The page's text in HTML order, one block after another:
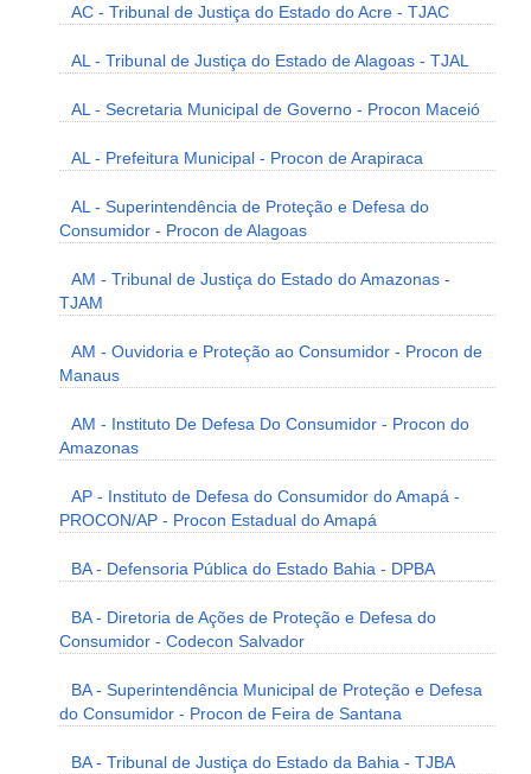
AC - Tribunal de Justiça do Estado do Acre - TJAC
AL - Tribunal de Justiça do Estado de Alagoas - TJAL
AL - Secretaria Municipal de Governo - Procon Maceió
AL - Prefeitura Municipal - Procon de Arapiraca
AL - Superintendência de Proteção e Defesa do
Consumidor - Procon de Alagoas
AM - Tribunal de Justiça do Estado do Amazonas -
TJAM
AM - Ouvidoria e Proteção ao Consumidor - Procon de
Manaus
AM - Instituto De Defesa Do Consumidor - Procon do
Amazonas
AP - Instituto de Defesa do Consumidor do Amapá -
PROCON/AP - Procon Estadual do Amapá
BA - Defensoria Pública do Estado Bahia - DPBA
BA - Diretoria de Ações de Proteção e Defesa do
Consumidor - Codecon Salvador
BA - Superintendência Municipal de Proteção e Defesa
do Consumidor - Procon de Feira de Santana
BA - Tribunal de Justiça do Estado da Bahia - TJBA